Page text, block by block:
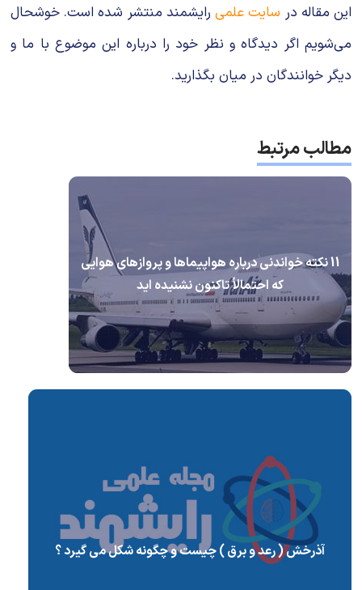
این مقاله در سایت علمیرایشمند منتشر شده است. خوشحال
می‌شویم اگر دیدگاه و نظر خود را درباره این موضوع با ما و
دیگر خوانندگان در میان بگذارید.
مطالب مرتبط
11 نکته خواندنی درباره هواپیماها و پروازهای هوایی
که احتمالاً تاکنون نشنیده اید
آذرخش ( رعد و برق ) چیست و چگونه شکل می گیرد ؟